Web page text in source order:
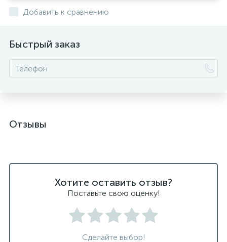
Добавить к сравнению
Быстрый заказ
Отзывы
Хотите оставить отзыв?
Поставьте свою оценку!
Сделайте выбор!